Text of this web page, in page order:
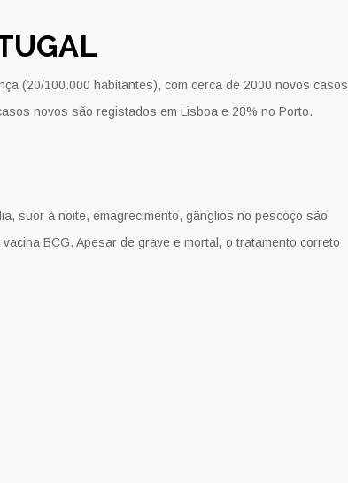
(20/100.000 habitantes), com cerca de 2000 novos casos
novos são registados em Lisboa e 28% no Porto.
suor à noite, emagrecimento, gânglios no pescoço são
BCG. Apesar de grave e mortal, o tratamento correto